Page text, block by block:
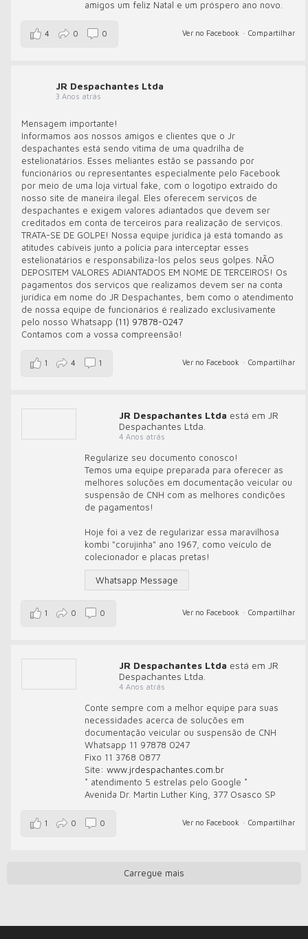
amigos um feliz Natal e um próspero ano novo.
Ver no Facebook · Compartilhar
4 0 0
JR Despachantes Ltda
3 Anos atrás
Mensagem importante!
Informamos aos nossos amigos e clientes que o Jr
despachantes está sendo vítima de uma quadrilha de
estelionatários. Esses meliantes estão se passando por
funcionários ou representantes especialmente pelo Facebook
por meio de uma loja virtual fake, com o logotipo extraído do
nosso site de maneira ilegal. Eles oferecem serviços de
despachantes e exigem valores adiantados que devem ser
creditados em conta de terceiros para realização de serviços.
TRATA-SE DE GOLPE! Nossa equipe jurídica já está tomando as
atitudes cabíveis junto a polícia para interceptar esses
estelionatários e responsabiliza-los pelos seus golpes. NÃO
DEPOSITEM VALORES ADIANTADOS EM NOME DE TERCEIROS! Os
pagamentos dos serviços que realizamos devem ser na conta
jurídica em nome do JR Despachantes, bem como o atendimento
de nossa equipe de funcionários é realizado exclusivamente
pelo nosso Whatsapp (11) 97878-0247
Contamos com a vossa compreensão!
Ver no Facebook · Compartilhar
1 4 1
JR Despachantes Ltda está em JR
Despachantes Ltda.
4 Anos atrás
Regularize seu documento conosco!
Temos uma equipe preparada para oferecer as
melhores soluções em documentação veicular ou
suspensão de CNH com as melhores condições
de pagamentos!
Hoje foi a vez de regularizar essa maravilhosa
kombi "corujinha" ano 1967, como veículo de
colecionador e placas pretas!
Whatsapp Message
Ver no Facebook · Compartilhar
1 0 0
JR Despachantes Ltda está em JR
Despachantes Ltda.
4 Anos atrás
Conte sempre com a melhor equipe para suas
necessidades acerca de soluções em
documentação veicular ou suspensão de CNH
Whatsapp 11 97878 0247
Fixo 11 3768 0877
Site: www.jrdespachantes.com.br
* atendimento 5 estrelas pelo Google *
Avenida Dr. Martin Luther King, 377 Osasco SP
Ver no Facebook · Compartilhar
1 0 0
Carregue mais